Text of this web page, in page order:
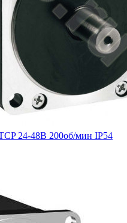
24-48В 200об/мин IP54